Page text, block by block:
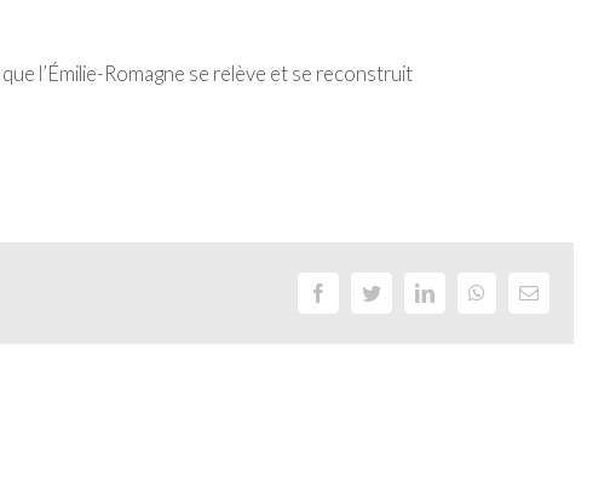
l’Émilie-Romagne se relève et se reconstruit
FacebookTwitterLinkedInWhatsAppEmail